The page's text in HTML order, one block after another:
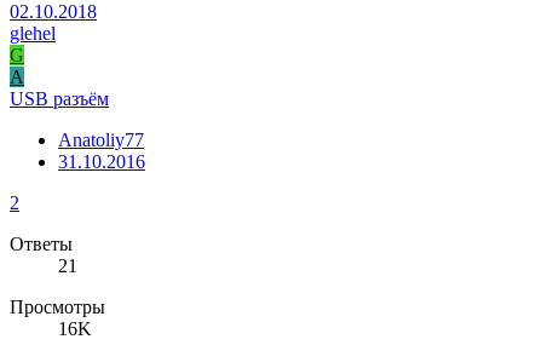
02.10.2018
glehel
G
A
USB разъём
Anatoliy77
31.10.2016
2
Ответы
21
Просмотры
16K